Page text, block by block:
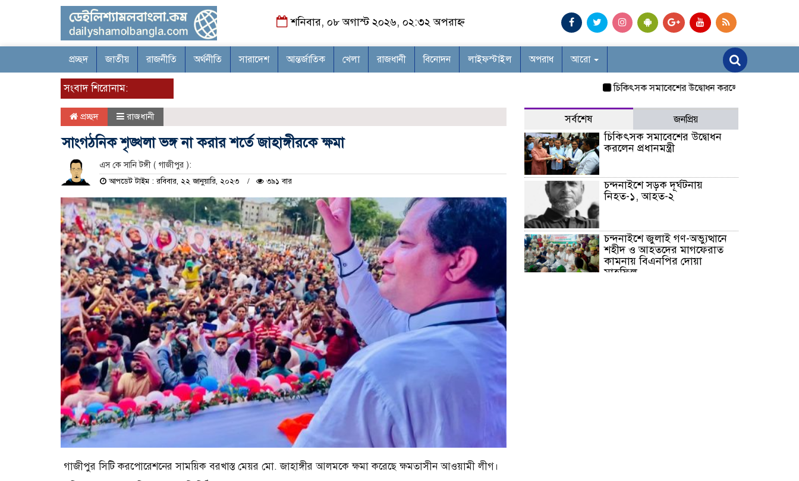
শনিবার, ০৮ অগাস্ট ২০২৬, ০২:৩২ অপরাহ্ন
প্রচ্ছদ জাতীয় রাজনীতি অর্থনীতি সারাদেশ আন্তর্জাতিক খেলা রাজধানী বিনোদন লাইফস্টাইল অপরাধ আরো
সংবাদ শিরোনাম: চিকিৎসক সমাবেশের উদ্বোধন করলেন প্রধানমন্ত্রী
প্রচ্ছদ রাজধানী
সাংগঠনিক শৃঙ্খলা ভঙ্গ না করার শর্তে জাহাঙ্গীরকে ক্ষমা
এস কে সানি টঙ্গী ( গাজীপুর ):
আপডেট টাইম : রবিবার, ২২ জানুয়ারি, ২০২৩ ৩৯১ বার
গাজীপুর সিটি করপোরেশনের সাময়িক বরখাস্ত মেয়র মো. জাহাঙ্গীর আলমকে ক্ষমা করেছে ক্ষমতাসীন আওয়ামী লীগ।
সর্বশেষ জনপ্রিয়
চিকিৎসক সমাবেশের উদ্বোধন
করলেন প্রধানমন্ত্রী
চন্দনাইশে সড়ক দূর্ঘটনায়
নিহত-১, আহত-২
চন্দনাইশে জুলাই গণ-অভ্যুত্থানে
শহীদ ও আহতদের মাগফেরাত
কামনায় বিএনপির দোয়া
মাহফিল